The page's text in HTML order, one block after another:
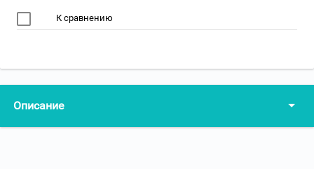
К сравнению
Описание